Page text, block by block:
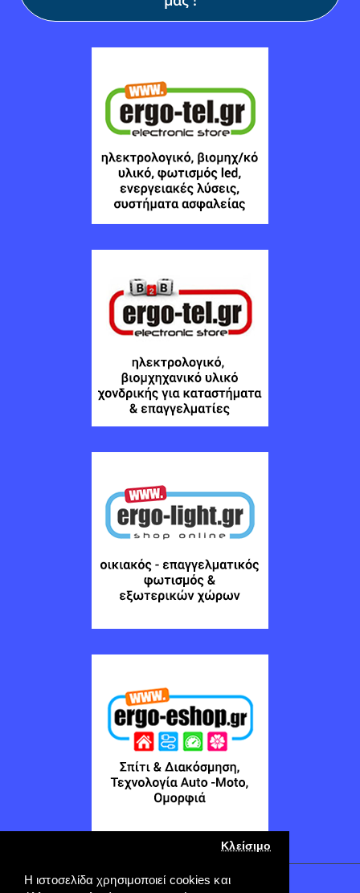
Η ιστοσελίδα χρησιμοποιεί cookies και
Κλείσιμο
Copyright © 2022, ERGO-GROUP, All Rights Reserved